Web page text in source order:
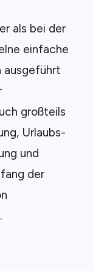
als bei der
einfache
großteils
Urlaubs-
und
der